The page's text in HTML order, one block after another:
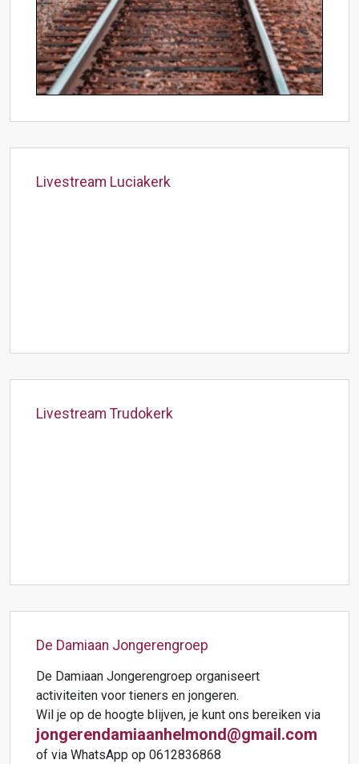
Livestream Luciakerk
Livestream Trudokerk
De Damiaan Jongerengroep
De Damiaan Jongerengroep organiseert
activiteiten voor tieners en jongeren.
Wil je op de hoogte blijven, je kunt ons bereiken via
jongerendamiaanhelmond@gmail.com
of via WhatsApp op 0612836868